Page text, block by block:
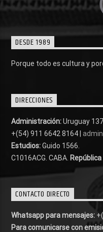
DESDE 1989
Porque todo es cultura y
DIRECCIONES
Administración:Uruguay
+(54) 911 6642 8164 |
Estudios:Guido 1566.
C1016ACG . CABA.
CONTACTO DIRECTO
Whatsapp para mensajes:
Para comunicarse con